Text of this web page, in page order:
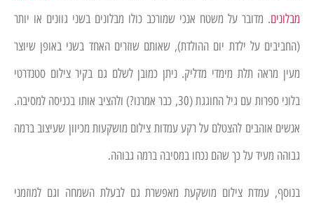
מבלונים. מדובר על משטח אנכי שמורכב כולו מבלונים בשני גוונים או יותר
(החביבים על ילדת יום ההולדת), שאותם שוזרים האחד בשני באופן שיוצר
מעין מראה תלת מימדי מדליק. ניתן כמובן לשלם גם בקיר צילום סטנדרטי
בלוני ספרות עם גיל החוגגת (30, כבר אמרנו?) ולהציב אותו בכניסה למסיבה.
אנשים אוהבים להצטלם על רקע עמדות צילום מושקעות מכיוון שעיצוב ברמה
גבוהה מעיד על כך שהם נכחו במסיבה ברמה גבוהה.
בנוסף, עמדת צילום מושקעת מאפשרת גם לבעלת השמחה וגם למוזמני